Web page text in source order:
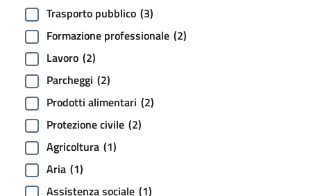
Trasporto pubblico (3)
Formazione professionale (2)
Lavoro (2)
Parcheggi (2)
Prodotti alimentari (2)
Protezione civile (2)
Agricoltura (1)
Aria (1)
Assistenza sociale (1)